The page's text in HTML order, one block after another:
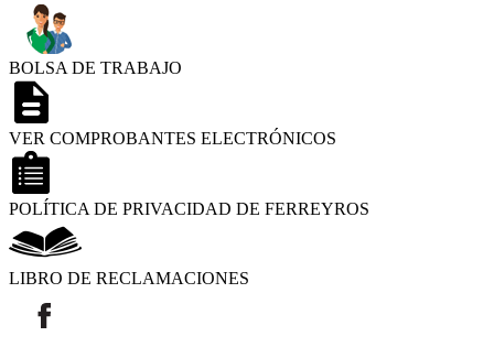
BOLSA DE TRABAJO
VER COMPROBANTES ELECTRÓNICOS
POLÍTICA DE PRIVACIDAD DE FERREYROS
LIBRO DE RECLAMACIONES